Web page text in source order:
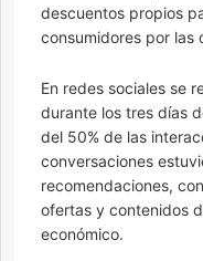
descuentos propios
consumidores por las
En redes sociales se
durante los tres días
del 50% de las
conversaciones
recomendaciones,
ofertas y contenidos
económico.